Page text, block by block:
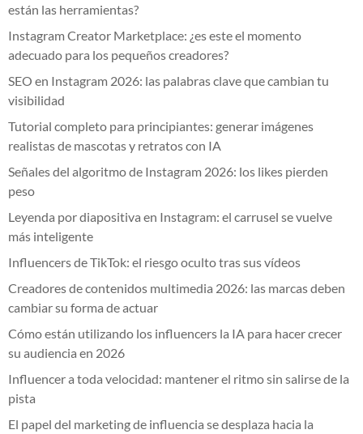
están las herramientas?
Instagram Creator Marketplace: ¿es este el momento
adecuado para los pequeños creadores?
SEO en Instagram 2026: las palabras clave que cambian tu
visibilidad
Tutorial completo para principiantes: generar imágenes
realistas de mascotas y retratos con IA
Señales del algoritmo de Instagram 2026: los likes pierden
peso
Leyenda por diapositiva en Instagram: el carrusel se vuelve
más inteligente
Influencers de TikTok: el riesgo oculto tras sus vídeos
Creadores de contenidos multimedia 2026: las marcas deben
cambiar su forma de actuar
Cómo están utilizando los influencers la IA para hacer crecer
su audiencia en 2026
Influencer a toda velocidad: mantener el ritmo sin salirse de la
pista
El papel del marketing de influencia se desplaza hacia la